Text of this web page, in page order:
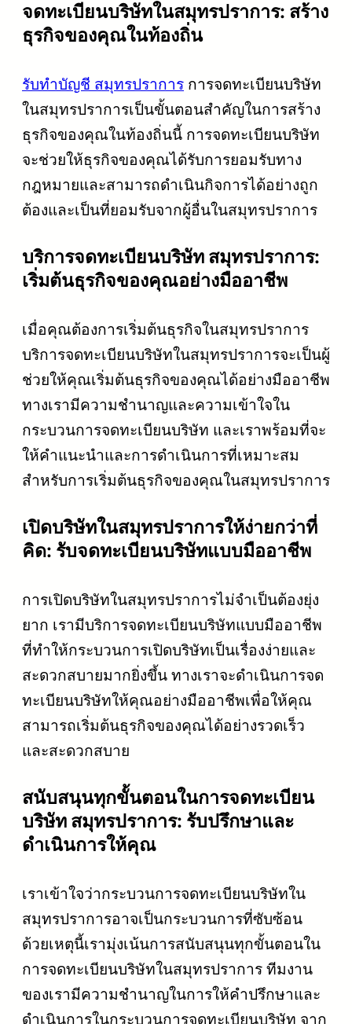
จดทะเบียนบริษัทในสมุทรปราการ: สร้าง
ธุรกิจของคุณในท้องถิ่น
รับทำบัญชี สมุทรปราการ การจดทะเบียนบริษัท
ในสมุทรปราการเป็นขั้นตอนสำคัญในการสร้าง
ธุรกิจของคุณในท้องถิ่นนี้ การจดทะเบียนบริษัท
จะช่วยให้ธุรกิจของคุณได้รับการยอมรับทาง
กฎหมายและสามารถดำเนินกิจการได้อย่างถูก
ต้องและเป็นที่ยอมรับจากผู้อื่นในสมุทรปราการ
บริการจดทะเบียนบริษัท สมุทรปราการ:
เริ่มต้นธุรกิจของคุณอย่างมืออาชีพ
เมื่อคุณต้องการเริ่มต้นธุรกิจในสมุทรปราการ
บริการจดทะเบียนบริษัทในสมุทรปราการจะเป็นผู้
ช่วยให้คุณเริ่มต้นธุรกิจของคุณได้อย่างมืออาชีพ
ทางเรามีความชำนาญและความเข้าใจใน
กระบวนการจดทะเบียนบริษัท และเราพร้อมที่จะ
ให้คำแนะนำและการดำเนินการที่เหมาะสม
สำหรับการเริ่มต้นธุรกิจของคุณในสมุทรปราการ
เปิดบริษัทในสมุทรปราการให้ง่ายกว่าที่
คิด: รับจดทะเบียนบริษัทแบบมืออาชีพ
การเปิดบริษัทในสมุทรปราการไม่จำเป็นต้องยุ่ง
ยาก เรามีบริการจดทะเบียนบริษัทแบบมืออาชีพ
ที่ทำให้กระบวนการเปิดบริษัทเป็นเรื่องง่ายและ
สะดวกสบายมากยิ่งขึ้น ทางเราจะดำเนินการจด
ทะเบียนบริษัทให้คุณอย่างมืออาชีพเพื่อให้คุณ
สามารถเริ่มต้นธุรกิจของคุณได้อย่างรวดเร็ว
และสะดวกสบาย
สนับสนุนทุกขั้นตอนในการจดทะเบียน
บริษัท สมุทรปราการ: รับปรึกษาและ
ดำเนินการให้คุณ
เราเข้าใจว่ากระบวนการจดทะเบียนบริษัทใน
สมุทรปราการอาจเป็นกระบวนการที่ซับซ้อน
ด้วยเหตุนี้เรามุ่งเน้นการสนับสนุนทุกขั้นตอนใน
การจดทะเบียนบริษัทในสมุทรปราการ ทีมงาน
ของเรามีความชำนาญในการให้คำปรึกษาและ
ดำเนินการในกระบวนการจดทะเบียนบริษัท จาก